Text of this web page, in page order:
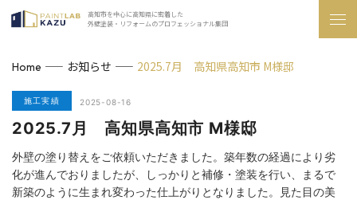
高知市を中心に高知県に密着した
外壁塗装・リフォームのプロフェッショナル集団
Home お知らせ 2025.7月 高知県高知市 M様邸
施工実績 2025-08-16
2025.7月 高知県高知市 M様邸
外壁の塗り替えをご依頼いただきました。築年数の経過により劣
化が進んでおりましたが、しっかりと補修・塗装を行い、まるで
新築のように生まれ変わった仕上がりとなりました。見た目の美